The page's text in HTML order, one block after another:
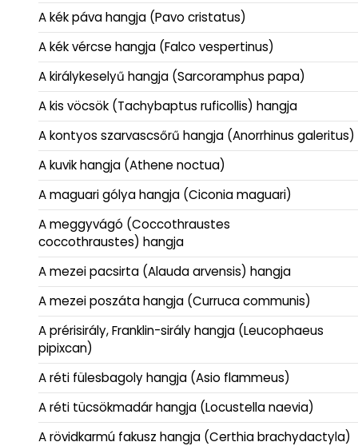
A kék páva hangja (Pavo cristatus)
A kék vércse hangja (Falco vespertinus)
A királykeselyű hangja (Sarcoramphus papa)
A kis vöcsök (Tachybaptus ruficollis) hangja
A kontyos szarvascsőrű hangja (Anorrhinus galeritus)
A kuvik hangja (Athene noctua)
A maguari gólya hangja (Ciconia maguari)
A meggyvágó (Coccothraustes
coccothraustes) hangja
A mezei pacsirta (Alauda arvensis) hangja
A mezei poszáta hangja (Curruca communis)
A prérisirály, Franklin-sirály hangja (Leucophaeus
pipixcan)
A réti fülesbagoly hangja (Asio flammeus)
A réti tücsökmadár hangja (Locustella naevia)
A rövidkarmú fakusz hangja (Certhia brachydactyla)